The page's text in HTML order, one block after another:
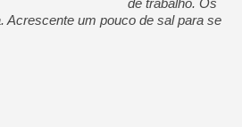
de trabalho. Os
Acrescente um pouco de sal para se